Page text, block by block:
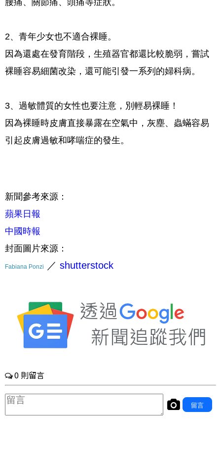
2、青年少女也不適合裸睡。
因為還處在發育階段，生殖器官都還比較脆弱，嘗試
裸睡容易細菌改染，還可能引發一系列的婦科病。
3、過敏體質的女性也要注意，別輕易裸睡！
因為裸睡時皮膚直接暴露在空氣中，灰塵、蟲蟎容易
引起皮膚過敏和哮喘症的發生。
新聞參考來源：
蘋果日報
中國時報
封面圖片來源：
Fabiana Ponzi ／ shutterstock